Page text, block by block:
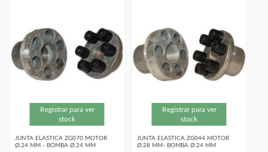
Registrar para ver
stock
JUNTA ELASTICA ZG070 MOTOR
Ø.24 MM - BOMBA Ø.24 MM
Registrar para ver
stock
JUNTA ELASTICA ZG044 MOTOR
Ø.28 MM- BOMBA Ø.24 MM